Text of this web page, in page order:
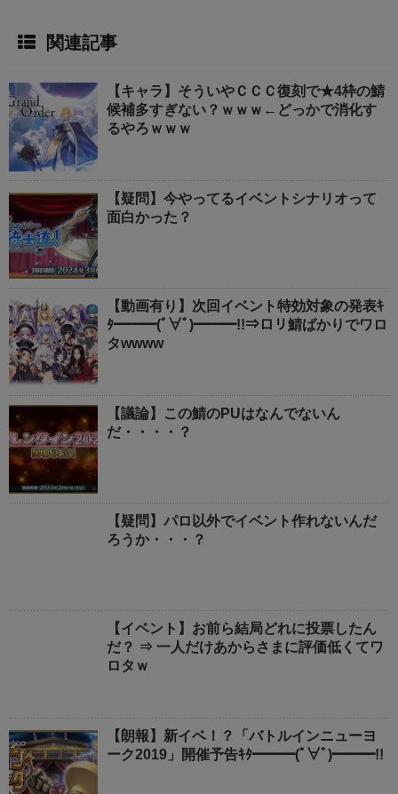
関連記事
【キャラ】そういやＣＣＣ復刻で★4枠の鯖
候補多すぎない？ｗｗｗ←どっかで消化す
るやろｗｗｗ
【疑問】今やってるイベントシナリオって
面白かった？
【動画有り】次回イベント特効対象の発表ｷ
ﾀ━━━(ﾟ∀ﾟ)━━━!!⇒ロリ鯖ばかりでワロ
タwwww
【議論】この鯖のPUはなんでないん
だ・・・・？
【疑問】パロ以外でイベント作れないんだ
ろうか・・・？
【イベント】お前ら結局どれに投票したん
だ？ ⇒ 一人だけあからさまに評価低くてワ
ロタｗ
【朗報】新イベ！？「バトルインニューヨ
ーク2019」開催予告ｷﾀ━━━(ﾟ∀ﾟ)━━━!!